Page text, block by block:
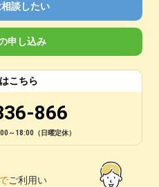
談したい
申し込み
こちら
866
～18:00（日曜定休）
ご利用い